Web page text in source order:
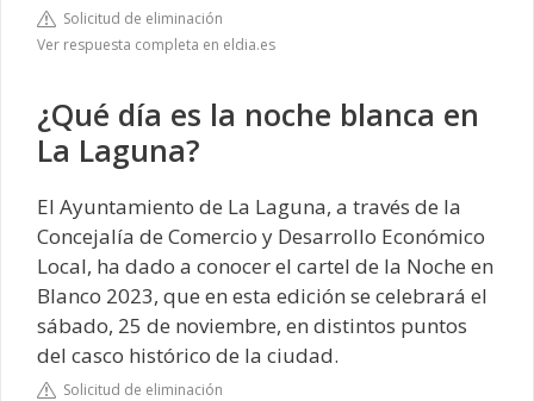
Solicitud de eliminación
Ver respuesta completa en eldia.es
¿Qué día es la noche blanca en
La Laguna?
El Ayuntamiento de La Laguna, a través de la
Concejalía de Comercio y Desarrollo Económico
Local, ha dado a conocer el cartel de la Noche en
Blanco 2023, que en esta edición se celebrará el
sábado, 25 de noviembre, en distintos puntos
del casco histórico de la ciudad.
Solicitud de eliminación